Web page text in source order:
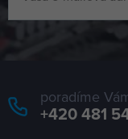
poradíme
+420 481